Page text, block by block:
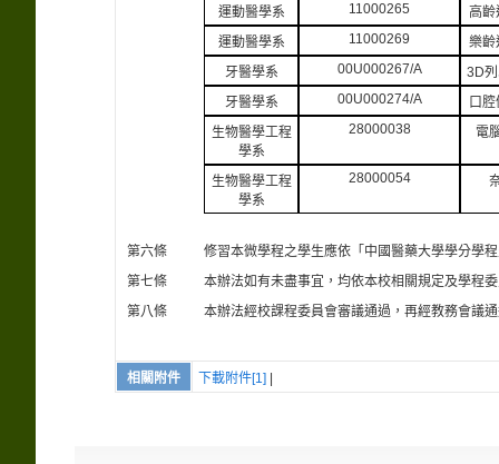
運動醫學系
11000265
高齡
運動醫學系
11000269
樂齡
牙醫學系
00U000267/A
3D
牙醫學系
00U000274/A
口
生物醫學工程
學系
28000038 電
生物醫學工程
學系
28000054
第六條
修習本微學程之學生應依「中國醫藥大學學分學
第七條
本辦法如有未盡事宜，均依本校相關規定及學程
第八條
本辦法經校課程委員會審議通過，再經教務會議
相關附件 下載附件[1]